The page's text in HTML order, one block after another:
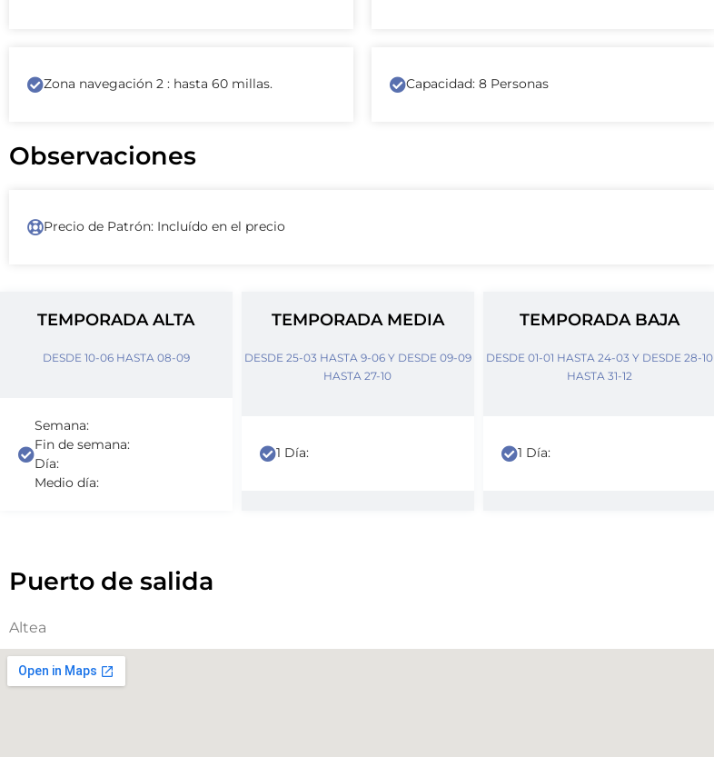
Zona navegación 2 : hasta 60 millas. Capacidad: 8 Personas
Observaciones
Precio de Patrón: Incluído en el precio
TEMPORADA ALTA
DESDE 10-06 HASTA 08-09
Semana:
Fin de semana:
Día:
Medio día:
TEMPORADA MEDIA
DESDE 25-03 HASTA 9-06 Y DESDE 09-09
HASTA 27-10
1 Día:
TEMPORADA BAJA
DESDE 01-01 HASTA 24-03 Y DESDE 28-10
HASTA 31-12
1 Día:
Puerto de salida
Altea